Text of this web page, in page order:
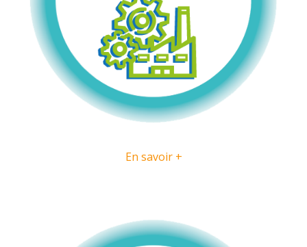
En savoir +